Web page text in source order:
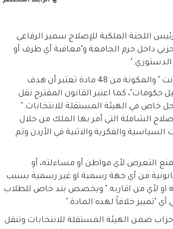
اللجنة الملكية للإصلاح سمير الرفاعي
داخل حرم الجامعة و"معاقبة أي طرف أو
مسودة قانون الأحزاب التي حصلت عليها "عمان نت " والمكونة من 48 مادة تعتبر أن هدف
كما اعتبر القانون المقترح نقل
خاص في الهيئة المستقلة للانتخابات."
الشاملة التي أمر بها الملك من خلال
والفكرية والاثنية في الأردن وتم
التعرض لأي مواطن أو مساءلته، أو
من أي جهة رسمية او غير رسمية بسبب
او لأي من اقاربه." ويخصص بند خاص للطلاب
"تمييز خلافاً لهذه المادة."
ضمن الهيئة المستقلة للانتخابات وتنقل